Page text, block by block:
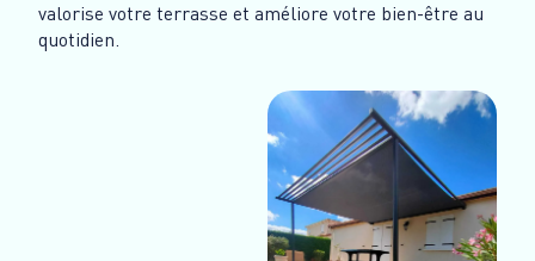
valorise votre terrasse et améliore votre bien-être au
quotidien.